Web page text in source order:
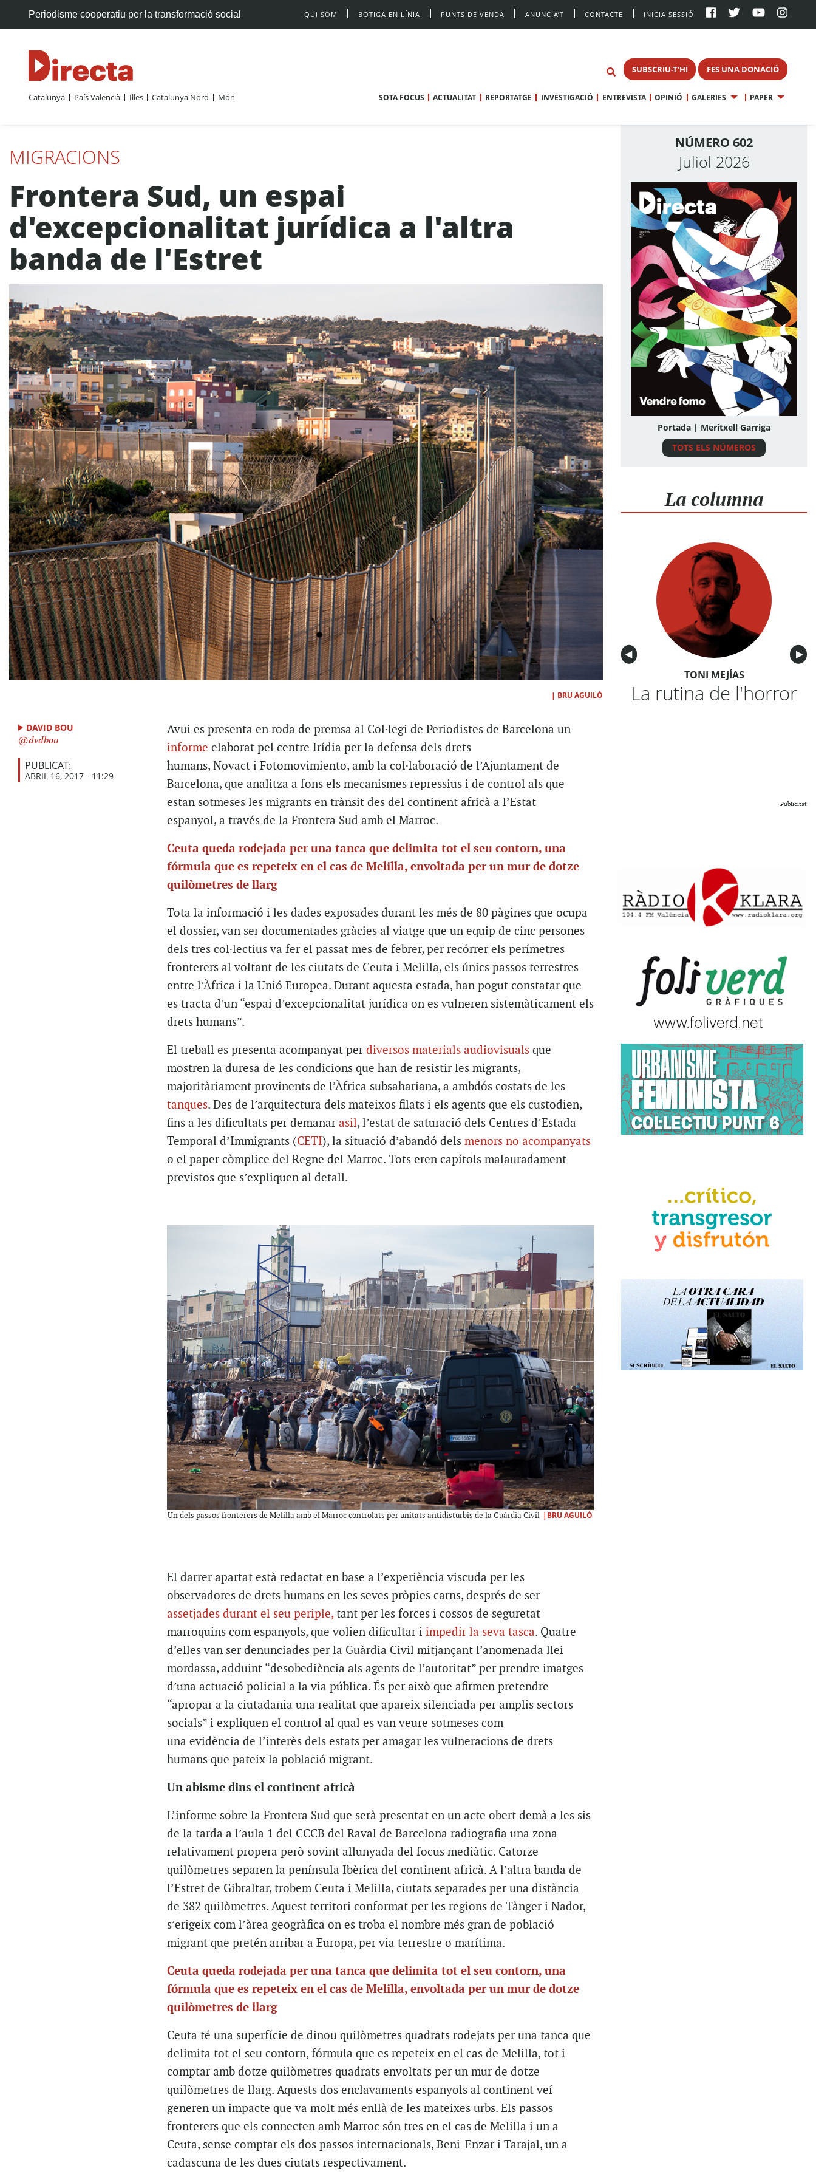
Periodisme cooperatiu per la transformació social QUI SOM BOTIGA EN LÍNIA PUNTS DE VENDA ANUNCIA’T CONTACTE INICIA SESSIÓ
SUBSCRIU-T'HI FES UNA DONACIÓ
Catalunya País Valencià Illes Catalunya Nord Món SOTA FOCUS ACTUALITAT REPORTATGE INVESTIGACIÓ ENTREVISTA OPINIÓ GALERIES PAPER
MIGRACIONS
Frontera Sud, un espai
d'excepcionalitat jurídica a l'altra
banda de l'Estret
| BRU AGUILÓ
DAVID BOU
dvdbou
PUBLICAT:
ABRIL 16, 2017 - 11:29
Avui es presenta en roda de premsa al Col·legi de Periodistes de Barcelona un
informe elaborat pel centre Irídia per la defensa dels drets
humans, Novact i Fotomovimiento, amb la col·laboració de l’Ajuntament de
Barcelona, que analitza a fons els mecanismes repressius i de control als que
estan sotmeses les migrants en trànsit des del continent africà a l’Estat
espanyol, a través de la Frontera Sud amb el Marroc.
Ceuta queda rodejada per una tanca que delimita tot el seu contorn, una
fórmula que es repeteix en el cas de Melilla, envoltada per un mur de dotze
quilòmetres de llarg
Tota la informació i les dades exposades durant les més de 80 pàgines que ocupa
el dossier, van ser documentades gràcies al viatge que un equip de cinc persones
dels tres col·lectius va fer el passat mes de febrer, per recórrer els perímetres
fronterers al voltant de les ciutats de Ceuta i Melilla, els únics passos terrestres
entre l’Àfrica i la Unió Europea. Durant aquesta estada, han pogut constatar que
es tracta d’un “espai d’excepcionalitat jurídica on es vulneren sistemàticament els
drets humans”.
El treball es presenta acompanyat per diversos materials audiovisualsque
mostren la duresa de les condicions que han de resistir les migrants,
majoritàriament provinents de l’Àfrica subsahariana, a ambdós costats de les
tanques. Des de l’arquitectura dels mateixos filats i els agents que els custodien,
fins a les dificultats per demanar asil, l’estat de saturació dels Centres d’Estada
Temporal d’Immigrants (CETI), la situació d’abandó dels menors no acompanyats
o el paper còmplice del Regne del Marroc. Tots eren capítols malauradament
previstos que s’expliquen al detall.
Un dels passos fronterers de Melilla amb el Marroc controlats per unitats antidisturbis de la Guàrdia Civil |BRU AGUILÓ
El darrer apartat està redactat en base a l’experiència viscuda per les
observadores de drets humans en les seves pròpies carns, després de ser
assetjades durant el seu periple,tant per les forces i cossos de seguretat
marroquins com espanyols, que volien dificultar i impedir la seva tasca. Quatre
d’elles van ser denunciades per la Guàrdia Civil mitjançant l’anomenada llei
mordassa, adduint “desobediència als agents de l’autoritat” per prendre imatges
d’una actuació policial a la via pública. És per això que afirmen pretendre
“apropar a la ciutadania una realitat que apareix silenciada per amplis sectors
socials” i expliquen el control al qual es van veure sotmeses com
una evidència de l’interès dels estats per amagar les vulneracions de drets
humans que pateix la població migrant.
Un abisme dins el continent africà
L’informe sobre la Frontera Sud que serà presentat en un acte obert demà a les sis
de la tarda a l’aula 1 del CCCB del Raval de Barcelona radiografia una zona
relativament propera però sovint allunyada del focus mediàtic. Catorze
quilòmetres separen la península Ibèrica del continent africà. A l’altra banda de
l’Estret de Gibraltar, trobem Ceuta i Melilla, ciutats separades per una distància
de 382 quilòmetres. Aquest territori conformat per les regions de Tànger i Nador,
s’erigeix com l’àrea geogràfica on es troba el nombre més gran de població
migrant que pretén arribar a Europa, per via terrestre o marítima.
Ceuta queda rodejada per una tanca que delimita tot el seu contorn, una
fórmula que es repeteix en el cas de Melilla, envoltada per un mur de dotze
quilòmetres de llarg
Ceuta té una superfície de dinou quilòmetres quadrats rodejats per una tanca que
delimita tot el seu contorn, fórmula que es repeteix en el cas de Melilla, tot i
comptar amb dotze quilòmetres quadrats envoltats per un mur de dotze
quilòmetres de llarg. Aquests dos enclavaments espanyols al continent veí
generen un impacte que va molt més enllà de les mateixes urbs. Els passos
fronterers que els connecten amb Marroc són tres en el cas de Melilla i un a
Ceuta, sense comptar els dos passos internacionals, Beni-Enzar i Tarajal, un a
cadascuna de les dues ciutats respectivament.
NÚMERO 602
Juliol 2026
Portada | Meritxell Garriga
TOTS ELS NÚMEROS
La columna
Anterior
◀︎ ▶︎
TONI MEJÍAS
La rutina de l'horror
Publicitat